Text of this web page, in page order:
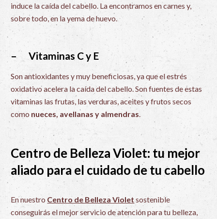
induce la caída del cabello. La encontramos en carnes y,
sobre todo, en la yema de huevo.
– Vitaminas C y E
Son antioxidantes y muy beneficiosas, ya que el estrés
oxidativo acelera la caída del cabello. Son fuentes de estas
vitaminas las frutas, las verduras, aceites y frutos secos
como nueces, avellanas y almendras
Centro de Belleza Violet: tu mejor
aliado para el cuidado de tu cabello
En nuestro Centro de Belleza Violet sostenible
conseguirás el mejor servicio de atención para tu belleza,